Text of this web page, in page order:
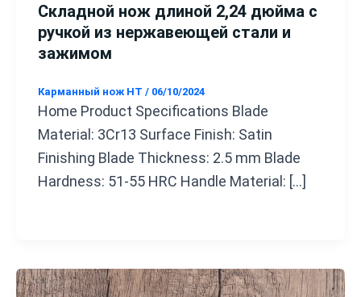
Складной нож длиной 2,24 дюйма с
ручкой из нержавеющей стали и
зажимом
Карманный нож HT / 06/10/2024
Home Product Specifications Blade
Material: 3Cr13 Surface Finish: Satin
Finishing Blade Thickness: 2.5 mm Blade
Hardness: 51-55 HRC Handle Material: […]